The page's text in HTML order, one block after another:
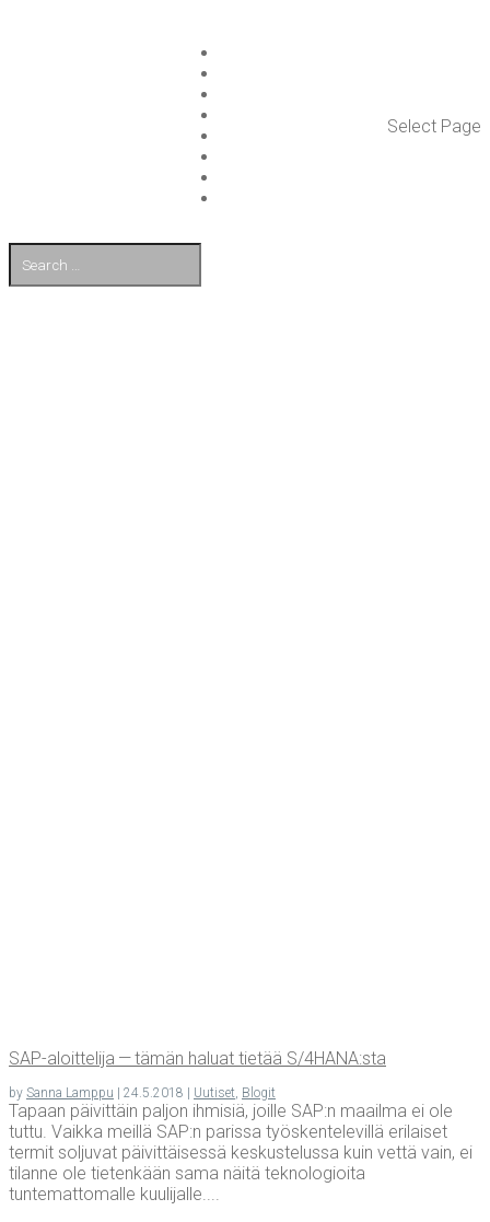
Select Page
SAP-aloit­te­li­ja — tämän haluat tie­tää S/4HANA:sta
by Sanna Lamppu | 24.5.2018 | Uutiset, Blogit
Tapaan päivittäin paljon ihmisiä, joille SAP:n maailma ei ole
tuttu. Vaikka meillä SAP:n parissa työskentelevillä erilaiset
termit soljuvat päivittäisessä keskustelussa kuin vettä vain, ei
tilanne ole tietenkään sama näitä teknologioita
tuntemattomalle kuulijalle....